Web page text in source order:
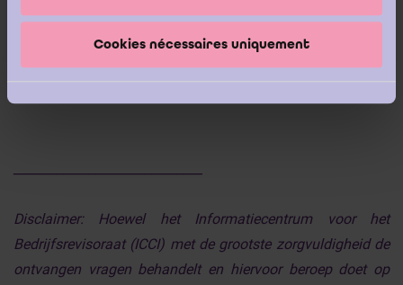
Cookies nécessaires uniquement
Raucq, ‘Sociétés anonymes’, n° 33 ; Van Ryn et Van
Ommeslaghe, ‘Examen de jurisprudence – Les sociétés
commerciales’, R.C.J.B., 1967, p. 297, n° 15.
Disclaimer: Hoewel het Informatiecentrum voor het
Bedrijfsrevisoraat (ICCI) met de grootste zorgvuldigheid de
ontvangen vragen behandelt en hiervoor beroep doet op